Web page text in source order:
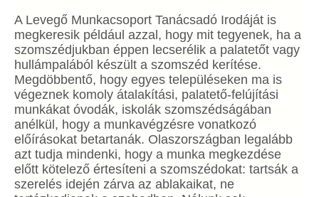
A Levegő Munkacsoport Tanácsadó Irodáját is
megkeresik például azzal, hogy mit tegyenek, ha a
szomszédjukban éppen lecserélik a palatetőt vagy
hullámpalából készült a szomszéd kerítése.
Megdöbbentő, hogy egyes településeken ma is
végeznek komoly átalakítási, palatető-felújítási
munkákat óvodák, iskolák szomszédságában
anélkül, hogy a munkavégzésre vonatkozó
előírásokat betartanák. Olaszországban legalább
azt tudja mindenki, hogy a munka megkezdése
előtt kötelező értesíteni a szomszédokat: tartsák a
szerelés idején zárva az ablakaikat, ne